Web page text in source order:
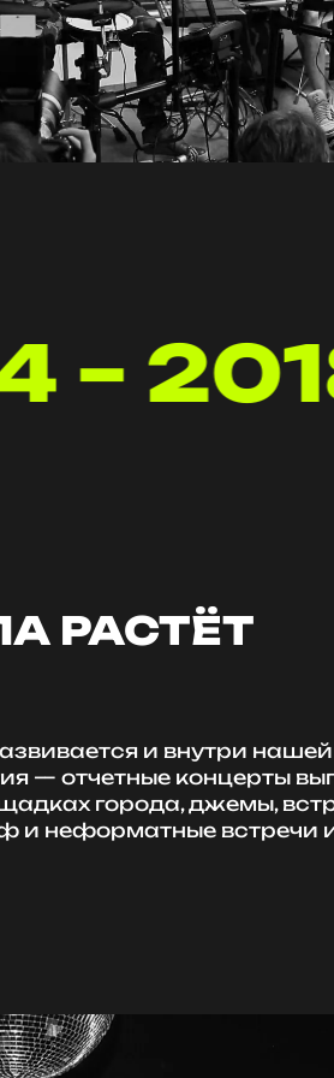
–
РАСТЁТ
и внутри
— отчетные концерты
города, джемы,
и неформатные встречи